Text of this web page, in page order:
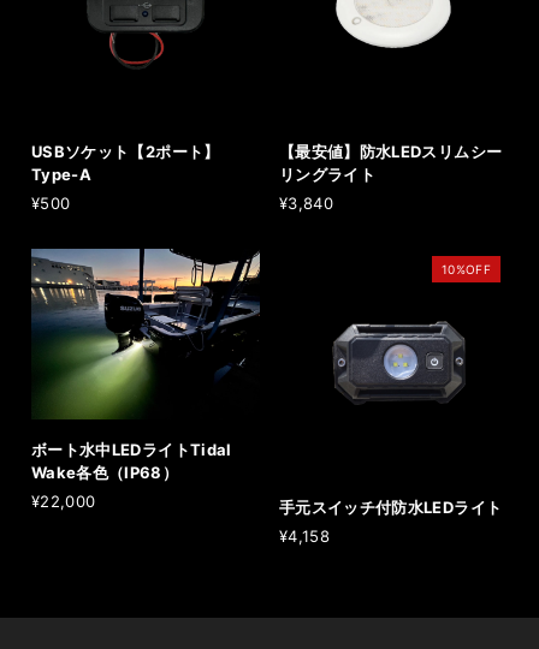
USBソケット【2ポート】
Type-A
¥500
【最安値】防水LEDスリムシー
リングライト
¥3,840
ボート水中LEDライトTidal
Wake各色（IP68）
¥22,000
10%OFF
手元スイッチ付防水LEDライト
¥4,158